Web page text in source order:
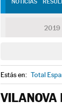
NOTICIAS
2019
Estás en: Total
VILANOVA